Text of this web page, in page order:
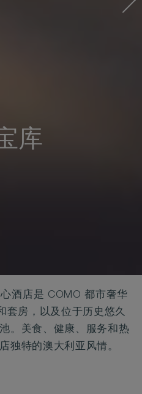
库
酒店是 COMO 都市奢华
套房，以及位于历史悠久
。美食、健康、服务和热
独特的澳大利亚风情。